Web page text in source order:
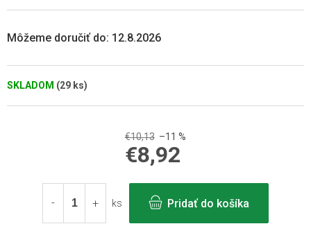
SKLADOM (29 ks)
Môžeme doručiť do: 12.8.2026
€10,13 –11 %
€8,92
cena:
ks
Pridať do košíka